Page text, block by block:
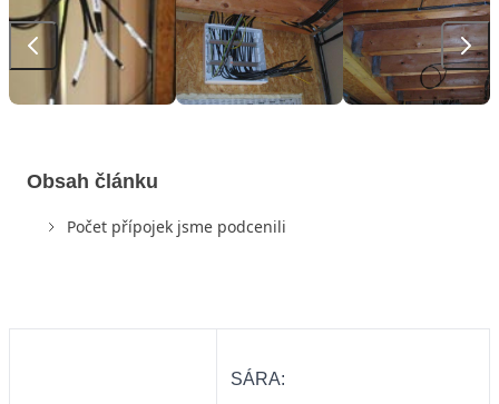
Obsah článku
Počet přípojek jsme podcenili
SÁRA: